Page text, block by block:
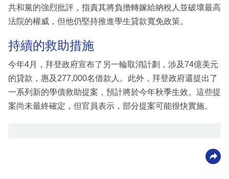
共和黨的強烈批評，指責其將負擔轉嫁給納稅人並破壞最高
法院的權威，但他仍堅持推進學生貸款寬免政策。
持續的救助措施
今年4月，拜登政府宣布了另一輪取消計劃，涉及74億美元
的貸款，惠及277,000名借款人。此外，拜登政府還提出了
一系列新的學債救助提案，預計將於今年秋季生效。這些提
案尚未最終確定，但官員表示，部分提案可能很快實施。